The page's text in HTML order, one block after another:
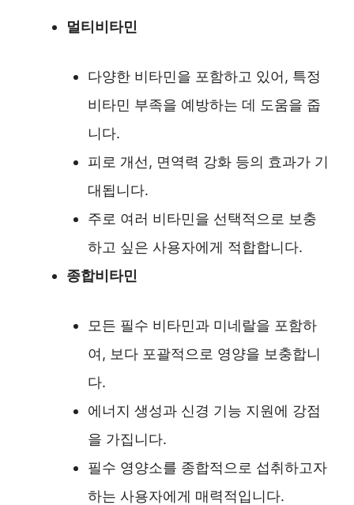
멀티비타민
다양한 비타민을 포함하고 있어, 특정
비타민 부족을 예방하는 데 도움을 줍
니다.
피로 개선, 면역력 강화 등의 효과가 기
대됩니다.
주로 여러 비타민을 선택적으로 보충
하고 싶은 사용자에게 적합합니다.
종합비타민
모든 필수 비타민과 미네랄을 포함하
여, 보다 포괄적으로 영양을 보충합니
다.
에너지 생성과 신경 기능 지원에 강점
을 가집니다.
필수 영양소를 종합적으로 섭취하고자
하는 사용자에게 매력적입니다.